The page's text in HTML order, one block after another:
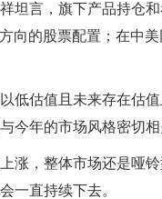
坦言，旗下产品持仓
向的股票配置；在中
低估值且未来存在估
今年的市场风格密切
涨，整体市场还是哑
一直持续下去。